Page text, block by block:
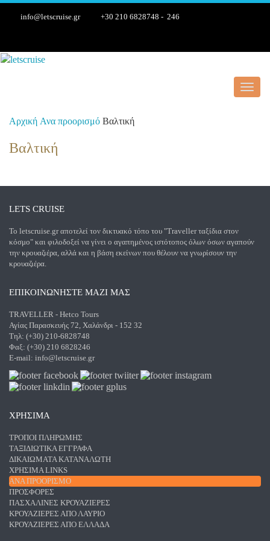
info@letscruise.gr +30 210 6828748 - 246
Αρχική Ανα προορισμό Βαλτική
Βαλτική
LETS CRUISE
Το letscruise.gr αποτελεί τον δικτυακό τόπο του "Traveller ταξίδια στον
κόσμο" και φιλοδοξεί να γίνει ο αγαπημένος ιστότοπος όλων όσων αγαπούν
την κρουαζιέρα, αλλά και η βάση εκείνων που θέλουν να γνωρίσουν την
κρουαζιέρα.
ΕΠΙΚΟΙΝΩΝΗΣΤΕ ΜΑΖΙ ΜΑΣ
TRAVELLER - Hetco Tours
Αγίας Παρασκευής 72, Χαλάνδρι - 152 32
Τηλ: (+30) 210-6828748
Φαξ: (+30) 210 6828246
E-mail: info@letscruise.gr
ΧΡΗΣΙΜΑ
ΤΡΌΠΟΙ ΠΛΗΡΩΜΉΣ
ΤΑΞΙΔΙΩΤΙΚΆ ΈΓΓΡΑΦΑ
ΔΙΚΑΙΏΜΑΤΑ ΚΑΤΑΝΑΛΩΤΉ
ΧΡΉΣΙΜΑ LINKS
ΑΝΑ ΠΡΟΟΡΙΣΜΌ
ΠΡΟΣΦΟΡΈΣ
ΠΑΣΧΑΛΙΝΈΣ ΚΡΟΥΑΖΙΈΡΕΣ
ΚΡΟΥΑΖΙΈΡΕΣ ΑΠΌ ΛΑΎΡΙΟ
ΚΡΟΥΑΖΙΈΡΕΣ ΑΠΌ ΕΛΛΆΔΑ